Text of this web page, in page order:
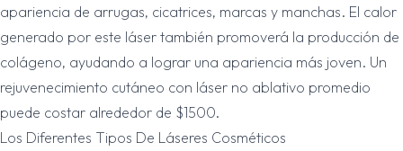
apariencia de arrugas, cicatrices, marcas y manchas. El calor
generado por este láser también promoverá la producción de
colágeno, ayudando a lograr una apariencia más joven. Un
rejuvenecimiento cutáneo con láser no ablativo promedio
puede costar alrededor de $1500.
Los Diferentes Tipos De Láseres Cosméticos